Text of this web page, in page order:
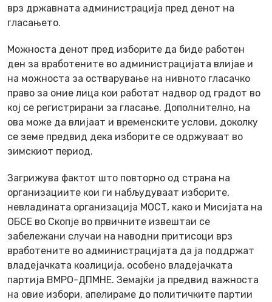
врз државната администрација пред денот на
гласањето.
Можноста денот пред изборите да биде работен
ден за вработените во администрацијата влијае и
на можноста за остварување на нивното гласачко
право за оние лица кои работат надвор од градот во
кој се регистрирани за гласање. Дополнително, на
ова може да влијаат и временските услови, доколку
се земе предвид дека изборите се одржуваат во
зимскиот период.
Загрижува фактот што повторно од страна на
организациите кои ги набљудуваат изборите,
невладината организација МОСТ, како и Мисијата на
ОБСЕ во Скопје во првичните извештаи се
забележани случаи на наводни притисоци врз
вработените во администрацијата да ја поддржат
владејачката коалиција, особено владејачката
партија ВМРО-ДПМНЕ. Земајќи ја предвид важноста
на овие избори, апелираме до политичките партии